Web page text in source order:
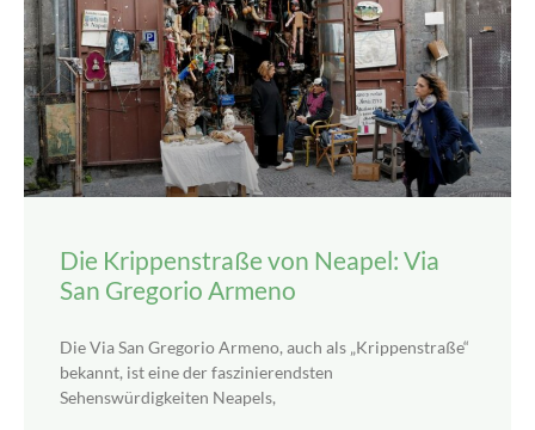
Die Krippenstraße von Neapel: Via
San Gregorio Armeno
Die Via San Gregorio Armeno, auch als „Krippenstraße“
bekannt, ist eine der faszinierendsten
Sehenswürdigkeiten Neapels,